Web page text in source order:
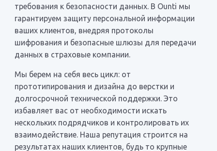
требования к безопасности данных. В Ounti мы
гарантируем защиту персональной информации
ваших клиентов, внедряя протоколы
шифрования и безопасные шлюзы для передачи
данных в страховые компании.
Мы берем на себя весь цикл: от
прототипирования и дизайна до верстки и
долгосрочной технической поддержки. Это
избавляет вас от необходимости искать
нескольких подрядчиков и контролировать их
взаимодействие. Наша репутация строится на
результатах наших клиентов, будь то крупные